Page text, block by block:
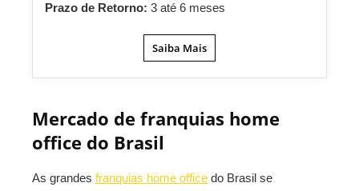
Prazo de Retorno: 3 até 6 meses
Saiba Mais
Mercado de franquias home
office do Brasil
As grandes franquias home office do Brasil se